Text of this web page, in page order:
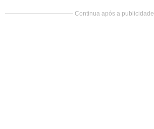
Continua após a publicidade..